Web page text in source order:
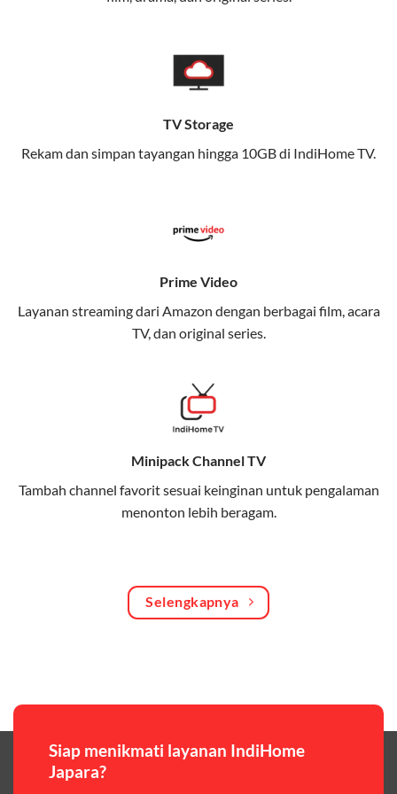
memungkinkan Anda menikmati internet cepat baik
Dengan Telkomsel One, Anda tidak terikat pada satu
teknologi jaringan tertentu, sehingga bisa menikmati
fleksibilitas dan kenyamanan maksimal.
Keunggulan Telkomsel One
streaming, gaming, dan bekerja dari rumah.
Memudahkan Anda dalam mengelola jaringan dan
meningkatkan keamanan.
Bagikan kuota internet hingga 30 GB dengan anggota
keluarga atau teman secara praktis.
One Bill System
Tagihan internet rumah dan kuota keluarga digabung
dalam satu pembayaran.
Hemat biaya dengan paket internet berkualitas tinggi
premium,berikut ulasan singkatnya:
Paket Easy
TV Storage
Rekam dan simpan tayangan hingga 10GB di IndiHome TV.
Prime Video
Layanan streaming dari Amazon dengan berbagai film, acara
TV, dan original series.
Minipack Channel TV
Tambah channel favorit sesuai keinginan untuk pengalaman
menonton lebih beragam.
Selengkapnya
Siap menikmati layanan IndiHome
Japara?